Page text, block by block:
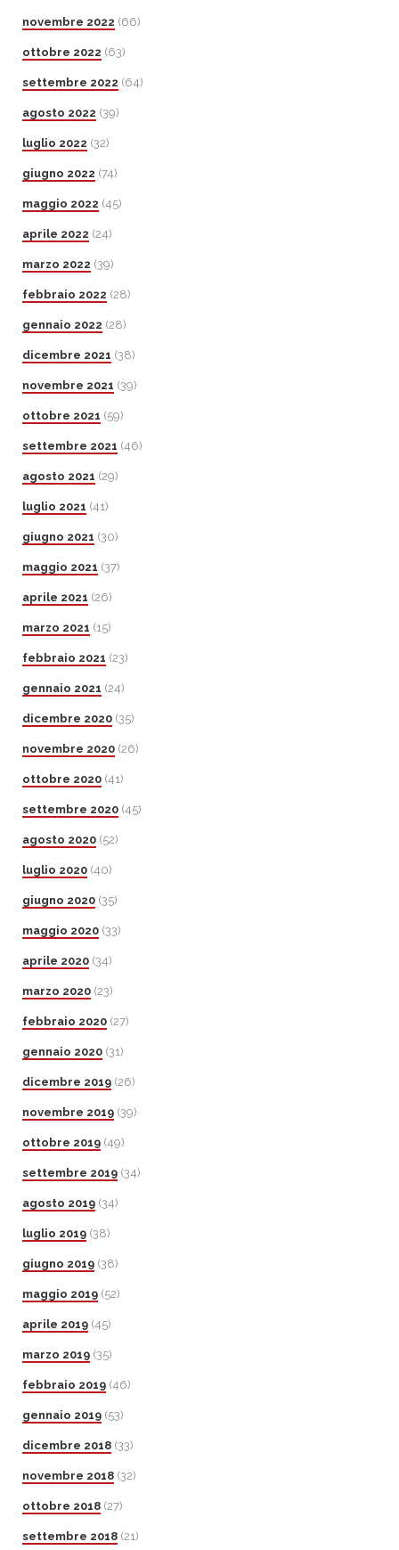
novembre 2022 (66)
ottobre 2022 (63)
settembre 2022 (64)
agosto 2022 (39)
luglio 2022 (32)
giugno 2022 (74)
maggio 2022 (45)
aprile 2022 (24)
marzo 2022 (39)
febbraio 2022 (28)
gennaio 2022 (28)
dicembre 2021 (38)
novembre 2021 (39)
ottobre 2021 (59)
settembre 2021 (46)
agosto 2021 (29)
luglio 2021 (41)
giugno 2021 (30)
maggio 2021 (37)
aprile 2021 (26)
marzo 2021 (15)
febbraio 2021 (23)
gennaio 2021 (24)
dicembre 2020 (35)
novembre 2020 (26)
ottobre 2020 (41)
settembre 2020 (45)
agosto 2020 (52)
luglio 2020 (40)
giugno 2020 (35)
maggio 2020 (33)
aprile 2020 (34)
marzo 2020 (23)
febbraio 2020 (27)
gennaio 2020 (31)
dicembre 2019 (26)
novembre 2019 (39)
ottobre 2019 (49)
settembre 2019 (34)
agosto 2019 (34)
luglio 2019 (38)
giugno 2019 (38)
maggio 2019 (52)
aprile 2019 (45)
marzo 2019 (35)
febbraio 2019 (46)
gennaio 2019 (53)
dicembre 2018 (33)
novembre 2018 (32)
ottobre 2018 (27)
settembre 2018 (21)